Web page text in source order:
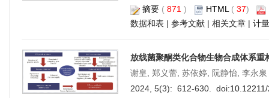
摘要 ( 871 ) HTML( 37)
数据和表 | 参考文献 | 相关文章 | 计
放线菌聚酮类化合物生物合成体系重
谢皇, 郑义蕾, 苏依婷, 阮静怡, 李永泉
2024, 5(3): 612-630. doi: